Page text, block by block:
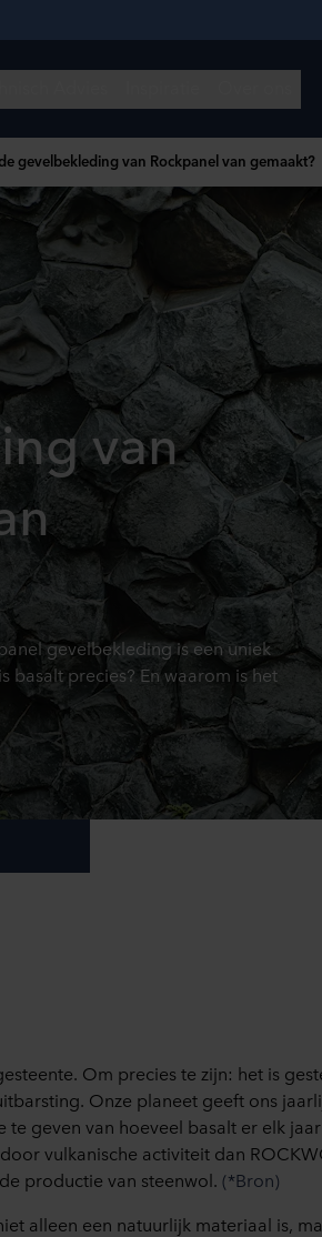
gevelbekleding van Rockpanel van gemaakt?
van
gevelbekleding is een uniek
basalt precies? En waarom is het
Om precies te zijn: het is
Onze planeet geeft ons
te geven van hoeveel basalt er elk
vulkanische activiteit dan
productie van steenwol. (*Bron)
alleen een natuurlijk materiaal is,